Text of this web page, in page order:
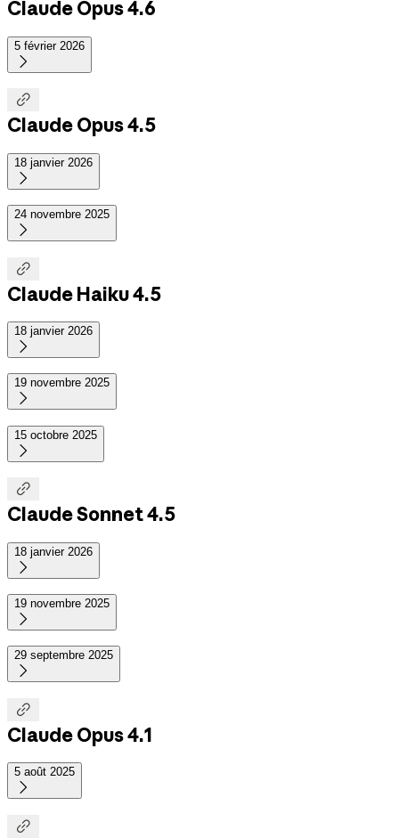
Claude Opus 4.6
5 février 2026


Claude Opus 4.5
18 janvier 2026

24 novembre 2025


Claude Haiku 4.5
18 janvier 2026

19 novembre 2025

15 octobre 2025


Claude Sonnet 4.5
18 janvier 2026

19 novembre 2025

29 septembre 2025


Claude Opus 4.1
5 août 2025

